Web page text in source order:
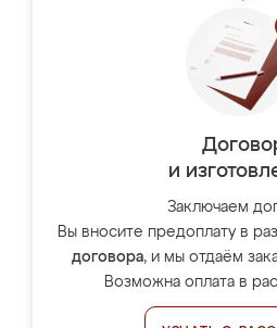
и
Заключаем
Вы вносите предоплату в
договора, и мы отдаём
Возможна оплата в